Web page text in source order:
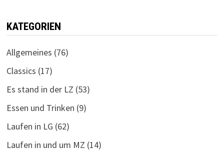
KATEGORIEN
Allgemeines (76)
Classics (17)
Es stand in der LZ (53)
Essen und Trinken (9)
Laufen in LG (62)
Laufen in und um MZ (14)